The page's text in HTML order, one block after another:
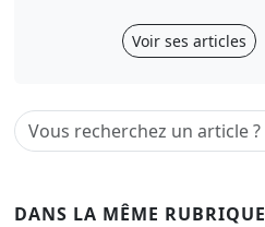
Voir ses articles
DANS LA MÊME RUBRIQUE